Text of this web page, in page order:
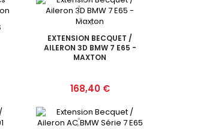
EXTENSION BECQUET /
AILERON 3D BMW 7 E65 -
MAXTON
Prix
168,40 €